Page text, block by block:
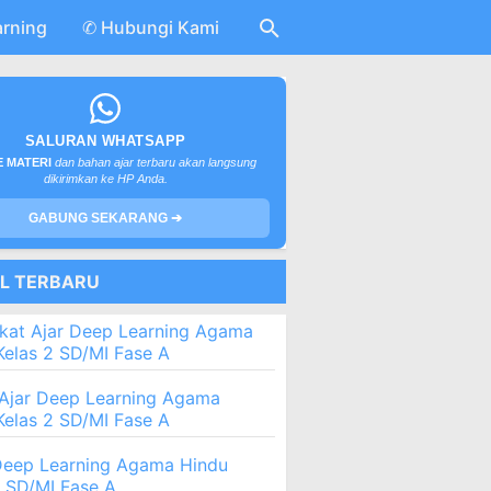
✆ Hubungi Kami
SALURAN WHATSAPP
MATERI dan bahan ajar terbaru akan langsung
dikirimkan ke HP Anda.
GABUNG SEKARANG ➔
TERBARU
Ajar Deep Learning Agama
2 SD/MI Fase A
Deep Learning Agama
2 SD/MI Fase A
Learning Agama Hindu
SD/MI Fase A